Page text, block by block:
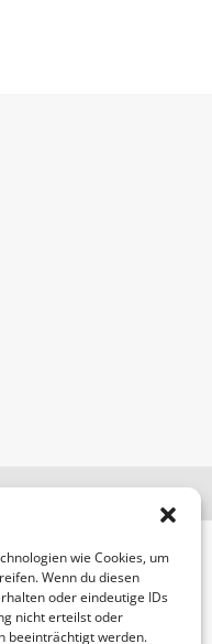
wie Cookies, um
Wenn du diesen
oder eindeutige IDs
nicht erteilst oder
beeinträchtigt werden.